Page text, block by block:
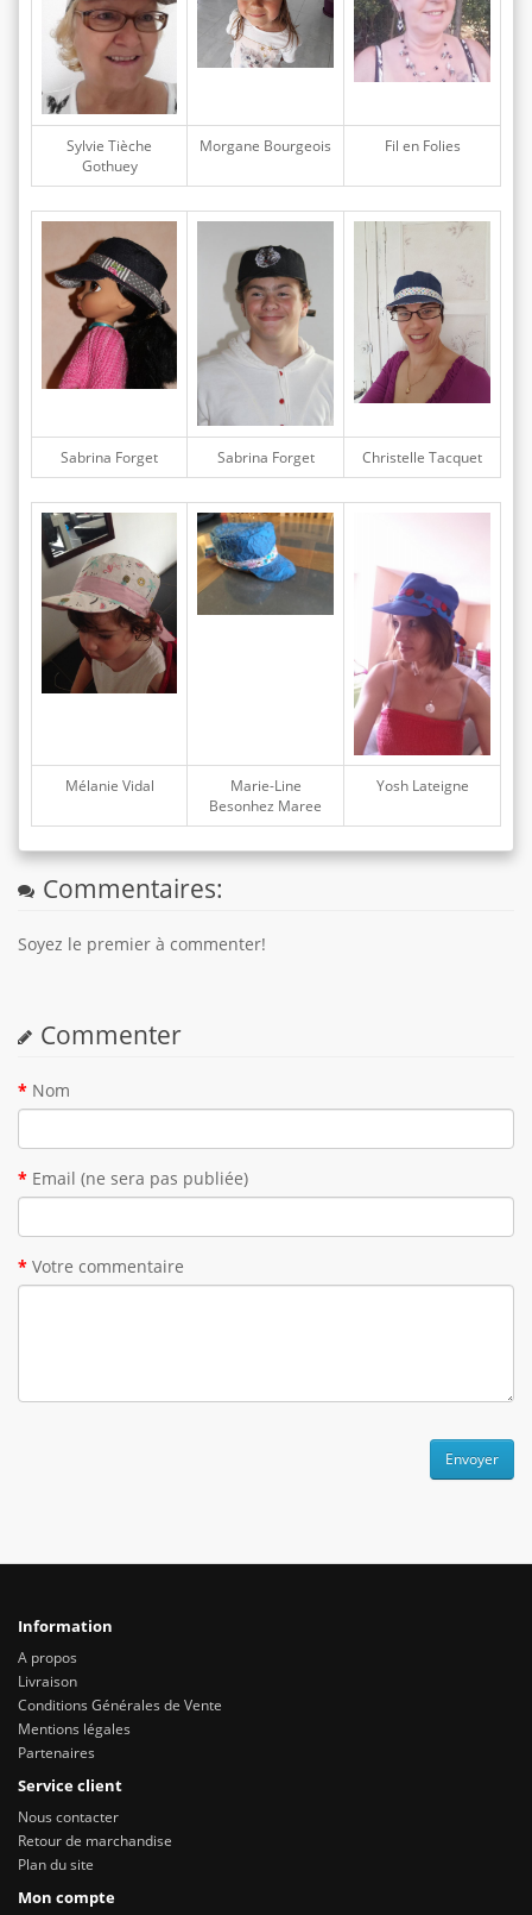
Sylvie Tièche
Gothuey
Morgane Bourgeois Fil en Folies
Sabrina Forget Sabrina Forget Christelle Tacquet
Mélanie Vidal
Marie-Line
Besonhez Maree
Yosh Lateigne
Commentaires:
Soyez le premier à commenter!
Commenter
Nom
Email (ne sera pas publiée)
Votre commentaire
Envoyer
Information
A propos
Livraison
Conditions Générales de Vente
Mentions légales
Partenaires
Service client
Nous contacter
Retour de marchandise
Plan du site
Mon compte